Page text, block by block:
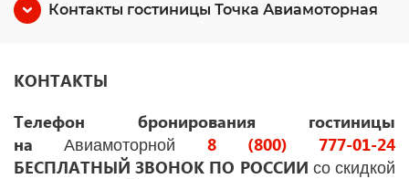
Контакты гостиницы Точка Авиамоторная
КОНТАКТЫ
Телефон бронирования гостиницы
наАвиамоторной 8 (800) 777-01-24
БЕСПЛАТНЫЙ ЗВОНОК ПО РОССИИ со скидкой